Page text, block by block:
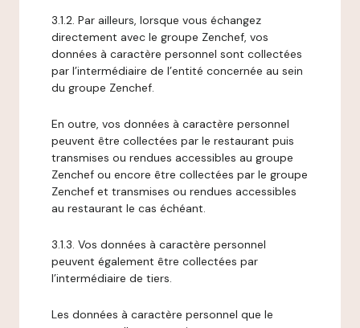
3.1.2. Par ailleurs, lorsque vous échangez
directement avec le groupe Zenchef, vos
données à caractère personnel sont collectées
par l’intermédiaire de l’entité concernée au sein
du groupe Zenchef.
En outre, vos données à caractère personnel
peuvent être collectées par le restaurant puis
transmises ou rendues accessibles au groupe
Zenchef ou encore être collectées par le groupe
Zenchef et transmises ou rendues accessibles
au restaurant le cas échéant.
3.1.3. Vos données à caractère personnel
peuvent également être collectées par
l’intermédiaire de tiers.
Les données à caractère personnel que le